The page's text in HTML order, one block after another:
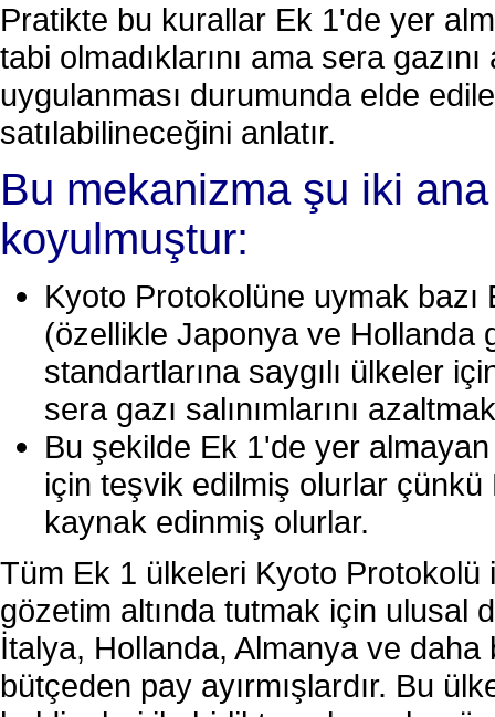
Pratikte bu kurallar Ek 1'de yer
tabi olmadıklarını ama sera
uygulanması durumunda elde
satılabilineceğini anlatır.
Bu mekanizma şu iki
koyulmuştur:
Kyoto Protokolüne uymak bazı
(özellikle Japonya ve Hollanda
standartlarına saygılı ülkeler
sera gazı salınımlarını
Bu şekilde Ek 1'de yer almayan
için teşvik edilmiş olurlar
kaynak edinmiş olurlar.
Tüm Ek 1 ülkeleri Kyoto Protokolü
gözetim altında tutmak için ulusal
İtalya, Hollanda, Almanya ve
bütçeden pay ayırmışlardır. Bu